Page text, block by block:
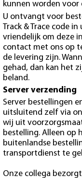
kunnen worden
U ontvangt voor
Track & Trace code
vriendelijk om deze
contact met ons op
de levering zijn.
gehad, dan kan het
beland.
Server verzending
Server bestellingen
uitsluitend zelf via
wij uit
bestelling. Alleen op
buitenlandse
transportdienst te
Onze collega